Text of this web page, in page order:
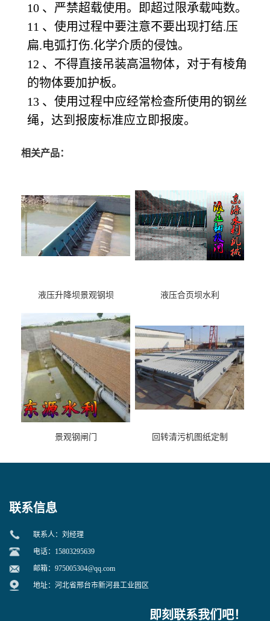
10 、严禁超载使用。即超过限承载吨数。
11 、使用过程中要注意不要出现打结.压
扁.电弧打伤.化学介质的侵蚀。
12 、不得直接吊装高温物体，对于有棱角
的物体要加护板。
13 、使用过程中应经常检查所使用的钢丝
绳，达到报废标准应立即报废。
相关产品：
液压升降坝景观钢坝 液压合页坝水利
景观钢闸门 回转清污机图纸定制
联系信息
联系人：刘经理
电话：15803295639
邮箱： 975005304@qq.com
地址：河北省邢台市新河县工业园区
即刻联系我们吧！